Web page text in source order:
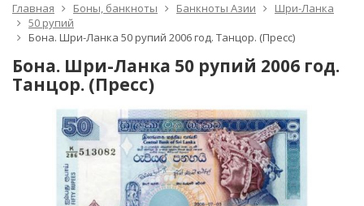
Главная Боны, банкноты Банкноты Азии
Шри-Ланка
50 рупий
Бона. Шри-Ланка 50 рупий 2006 год. Танцор. (Пресс)
Бона. Шри-Ланка 50 рупий 2006 год.
Танцор. (Пресс)